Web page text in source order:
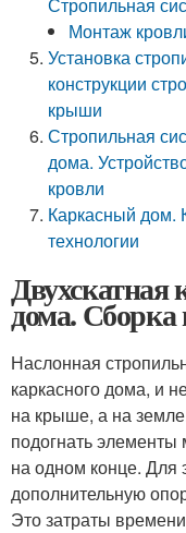
Монтаж
Установка
конструкции
крыши
Стропильная
дома.
кровли
Каркасный дом.
технологии
дома.
Наслонная
каркасного дома, и
на крыше, а на
подогнать элементы
на одном конце. Для
дополнительную
Это затраты